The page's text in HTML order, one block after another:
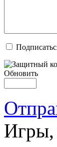
Обновить
Игры,